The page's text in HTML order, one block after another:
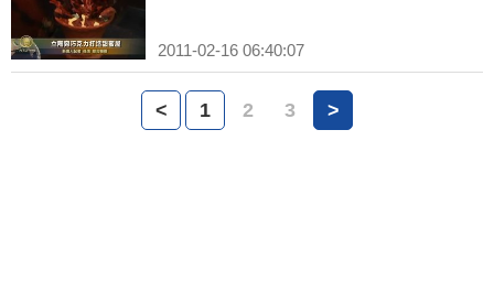
2011-02-16 06:40:07
< 1 2 3 >